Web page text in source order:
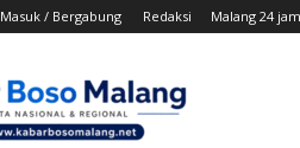
Masuk / Bergabung Redaksi Malang 24 jam